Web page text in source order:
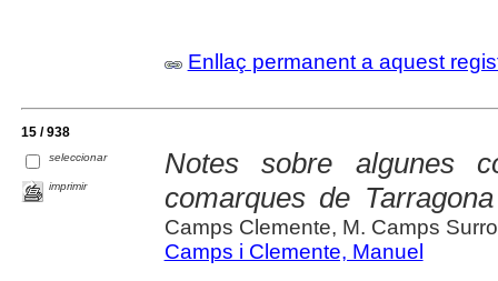
Enllaç permanent a aquest
15 / 938
seleccionar
imprimir
Notes sobre algunes
comarques de
Camps Clemente, M. Camps
Camps i Clemente, Manuel